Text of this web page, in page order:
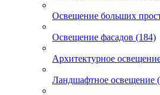
Освещение больших
Освещение фасадов (184)
Архитектурное
Ландшафтное освещение